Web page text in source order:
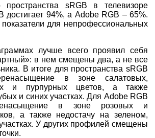
пространства sRGB в телевизоре
достигает 94%, а Adobe RGB – 65%.
для непрофессиональных
лучше всего проявил себя
в нем смещены два, а не все
В итоге для пространства sRGB
в зоне салатовых,
и пурпурных цветов, а также
и синих участках. Для Adobe RGB
в зоне розовых и
а также недостачу на зеленом,
У других профилей смещены